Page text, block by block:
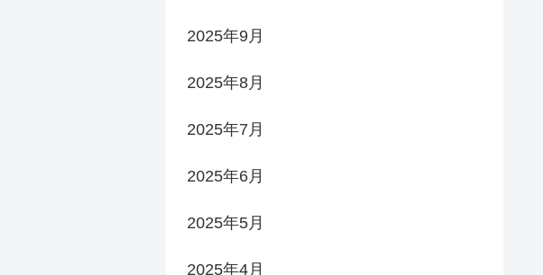
2025年9月
2025年8月
2025年7月
2025年6月
2025年5月
2025年4月